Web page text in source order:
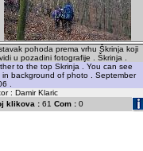
pohoda prema vrhu Škrinja koji
u pozadini fotografije . Škrinja .
to the top Skrinja . You can see
in background of photo . September
.
: Damir Klaric
klikova : 61 Com : 0